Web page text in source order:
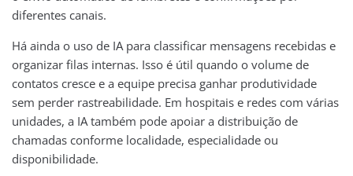
diferentes canais.
Há ainda o uso de IA para classificar mensagens recebidas e
organizar filas internas. Isso é útil quando o volume de
contatos cresce e a equipe precisa ganhar produtividade
sem perder rastreabilidade. Em hospitais e redes com várias
unidades, a IA também pode apoiar a distribuição de
chamadas conforme localidade, especialidade ou
disponibilidade.